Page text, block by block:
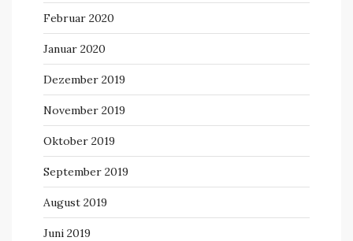
Februar 2020
Januar 2020
Dezember 2019
November 2019
Oktober 2019
September 2019
August 2019
Juni 2019